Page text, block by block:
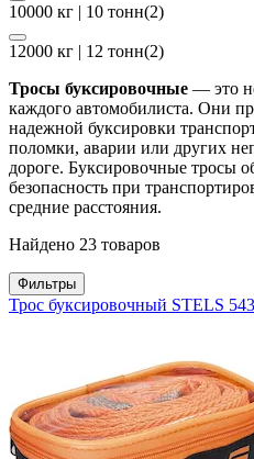
10000 кг | 10 тонн(2)
12000 кг | 12 тонн(2)
Тросы буксировочные — это
каждого автомобилиста. Они
надежной буксировки
поломки, аварии или других
дороге. Буксировочные тросы
безопасность при
средние расстояния.
Найдено 23 товаров
Фильтры
Трос буксировочный STELS